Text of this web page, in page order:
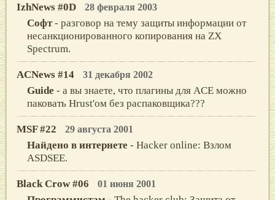
IzhNews #0D 28 февраля 2003
Софт- разговор на тему защиты информации от
несанкционированного копирования на ZX
Spectrum.
ACNews #14 31 декабря 2002
Guide - а вы знаете, что плагины для ACE можно
паковать Hrust'ом без распаковщика???
MSF #22 29 августа 2001
Найдено в интернете - Hacker online: Взлом
ASDSEE.
Black Crow #06 01 июня 2001